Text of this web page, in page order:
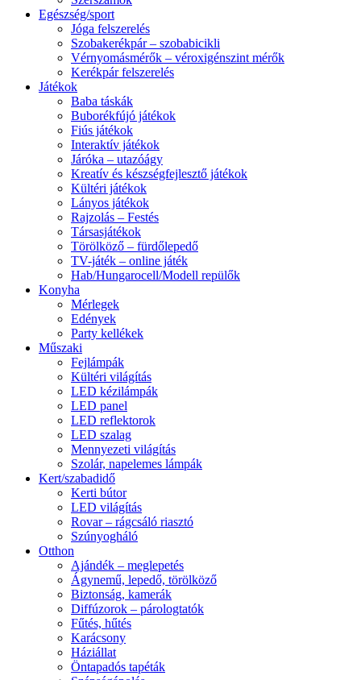
Egészség/sport
Jóga felszerelés
Szobakerékpár – szobabicikli
Vérnyomásmérők – véroxigénszint mérők
Kerékpár felszerelés
Játékok
Baba táskák
Buborékfújó játékok
Fiús játékok
Interaktív játékok
Járóka – utazóágy
Kreatív és készségfejlesztő játékok
Kültéri játékok
Lányos játékok
Rajzolás – Festés
Társasjátékok
Törölköző – fürdőlepedő
TV-játék – online játék
Hab/Hungarocell/Modell repülők
Konyha
Mérlegek
Edények
Party kellékek
Műszaki
Fejlámpák
Kültéri világítás
LED kézilámpák
LED panel
LED reflektorok
LED szalag
Mennyezeti világítás
Szolár, napelemes lámpák
Kert/szabadidő
Kerti bútor
LED világítás
Rovar – rágcsáló riasztó
Szúnyogháló
Otthon
Ajándék – meglepetés
Ágynemű, lepedő, törölköző
Biztonság, kamerák
Diffúzorok – párologtatók
Fűtés, hűtés
Karácsony
Háziállat
Öntapadós tapéták